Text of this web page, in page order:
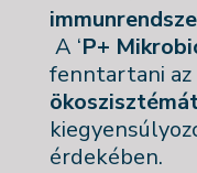
A ‘P+
fenntartani az
érdekében.